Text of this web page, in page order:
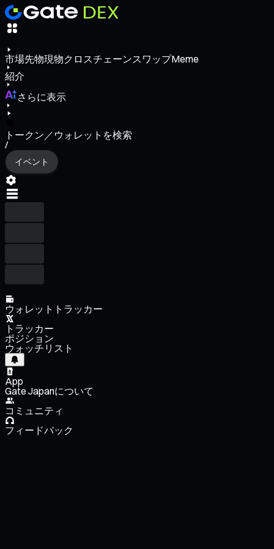
市場先物現物クロスチェーンスワップMeme
紹介
さらに表示
トークン／ウォレットを検索
/
イベント
ウォレットトラッカー
トラッカー
ポジション
ウォッチリスト
App
Gate Japanについて
コミュニティ
フィードバック